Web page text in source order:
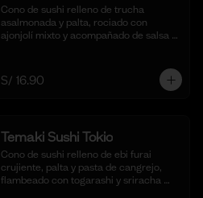
Cono de sushi relleno de trucha
asalmonada y palta, rociado con
ajonjolí mixto y acompañado de salsa
S/ 16.90
Temaki Sushi Tokio
Cono de sushi relleno de ebi furai
crujiente, palta y pasta de cangrejo,
flambeado con togarashi y sriracha